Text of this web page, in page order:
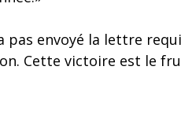
pas envoyé la lettre
Cette victoire est le